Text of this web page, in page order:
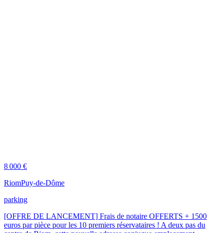
8 000 €
RiomPuy-de-Dôme
parking
[OFFRE DE LANCEMENT] Frais de notaire OFFERTS + 1500
euros par pièce pour les 10 premiers réservataires ! A deux pas du